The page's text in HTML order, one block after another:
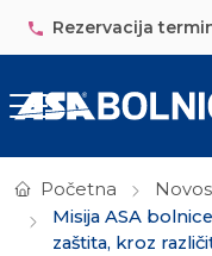
Rezervacija
Početna
Misija ASA
zaštita, kroz